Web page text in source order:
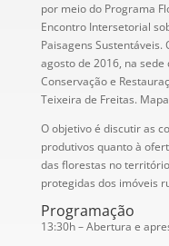
por meio do Programa
Encontro Intersetorial
Paisagens
agosto de 2016, na
Conservação e
Teixeira de Freitas.
O objetivo é discutir as
produtivos quanto à
das florestas no
protegidas dos imóveis
Programação
13:30h – Abertura e